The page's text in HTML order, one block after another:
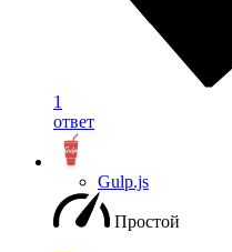
1
ответ
Gulp.js
Простой